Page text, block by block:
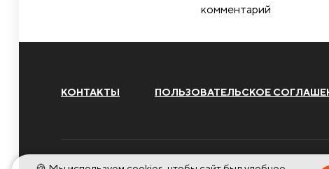
комментарий
КОНТАКТЫ ПОЛЬЗОВАТЕЛЬСКОЕ